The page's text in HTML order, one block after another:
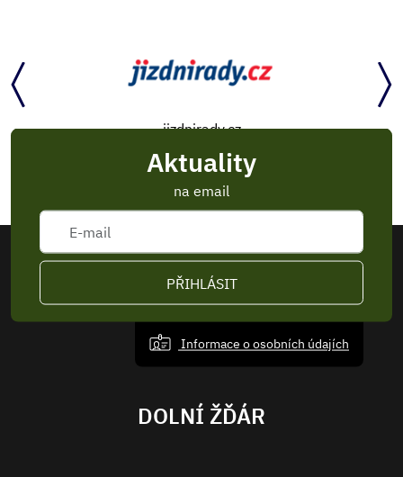
jizdnirady.cz
Aktuality
na email
PŘIHLÁSIT
Informace o osobních údajích
DOLNÍ ŽĎÁR